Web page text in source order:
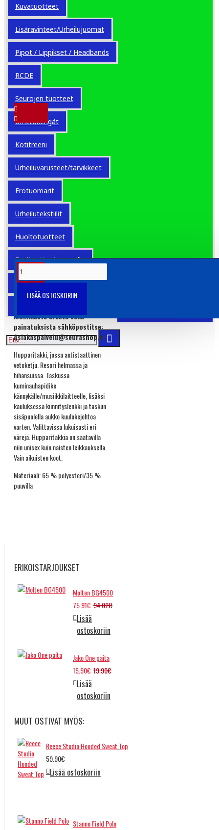
Kuvatuotteet
Lisäravinteet/Urheilujuomat
Pipot / Lippikset / Headbands
RCDE
Seurojen tuotteet
Urheilukengät
Kotitreeni
Urheiluvarusteet/tarvikkeet
Erotuomarit
Urheilutekstiilit
Huoltotuotteet
Fanituotteet seuroille
Urheilutuet/-suojat
32.00€
Veroton: 25.50€
100
Model:
Hoody
Clique koot
LISÄÄ OSTOSKORIIN
TUOTETIEDOT
isommasta erästä sekä
painatuksista sähköpostitse:
Asiakaspalvelu@seurashop.fi
Hupparitakki, jossa antistaattinen
vetoketju. Resori helmassa ja
hihansuissa. Taskussa
kuminauhapidike
kännykälle/musiikkilaitteelle, lisäksi
kauluksessa kiinnityslenkki ja taskun
sisäpuolella aukko kuulokejohtoa
varten. Valittavissa lukuisasti eri
värejä. Hupparitakkia on saatavilla
niin unisex kuin naisten leikkauksella.
Vain aikuisten koot.
Materiaali: 65 % polyesteri/35 %
puuvilla
ERIKOISTARJOUKSET
Molten BG4500
75.91€ 94.02€
Lisää
ostoskoriin
Jako One paita
15.90€ 19.90€
Lisää
ostoskoriin
MUUT OSTIVAT MYÖS:
Reece Studio Hooded Sweat Top
59.90€
Lisää ostoskoriin
Stanno Field Polo